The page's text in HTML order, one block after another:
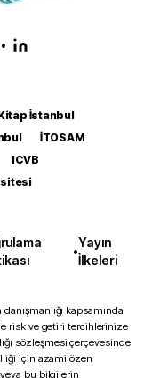
•
İstanbul
İTOSAM
ICVB
•
Yayın
İlkeleri
kapsamında
risk ve getiri tercihlerinize
sözleşmesi çerçevesinde
için azami özen
bu bilgilerin